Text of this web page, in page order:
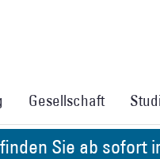
Gesellschaft
Sie ab sofort